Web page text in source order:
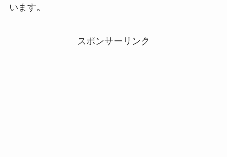
います。
スポンサーリンク